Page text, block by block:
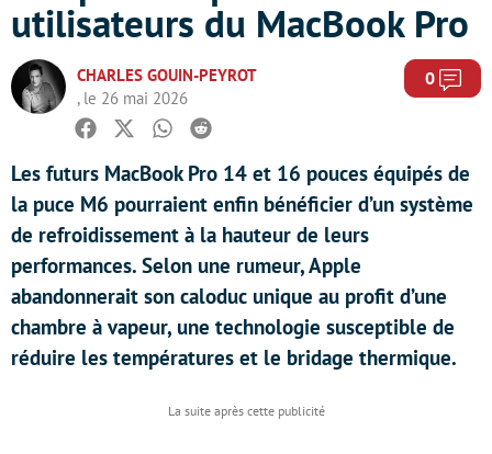
utilisateurs du MacBook Pro
CHARLES GOUIN-PEYROT
, le 26 mai 2026
0
Facebook
TwitterWhatsapp
Reddit
Les futurs MacBook Pro 14 et 16 pouces équipés de
la puce M6 pourraient enfin bénéficier d’un système
de refroidissement à la hauteur de leurs
performances. Selon une rumeur, Apple
abandonnerait son caloduc unique au profit d’une
chambre à vapeur, une technologie susceptible de
réduire les températures et le bridage thermique.